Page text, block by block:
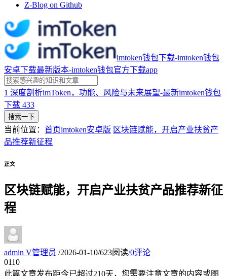
Z-Blog on Github
imtoken钱包下载-imtoken钱包
安卓下载最新版本-imtoken钱包官方下载app
1 深度剖析imToken，功能、风险与未来展望-最新imtoken钱包
下载 433
搜索一下
当前位置： 首页imtoken安卓版 区块链赋能，开启产业扶贫产
品推荐新征程
正文
区块链赋能，开启产业扶贫产品推荐新征
程
admin V管理员 /2026-01-10/623阅读/0评论
0110
此篇文章发布距今已超过210天，您需要注意文章的内容或图